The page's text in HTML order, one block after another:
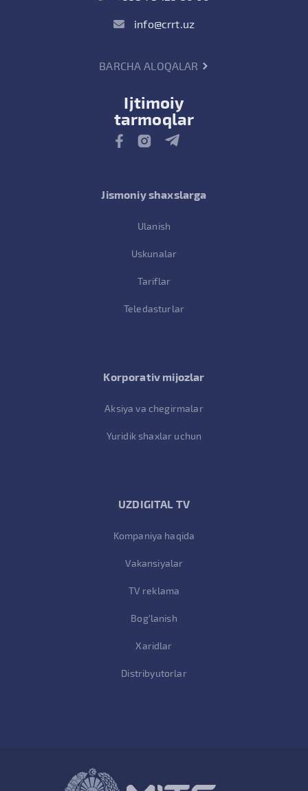
info@crrt.uz
BARCHA ALOQALAR
Ijtimoiy
tarmoqlar
Jismoniy shaxslarga
Ulanish
Uskunalar
Tariflar
Teledasturlar
Korporativ mijozlar
Aksiya va chegirmalar
Yuridik shaxlar uchun
UZDIGITAL TV
Kompaniya haqida
Vakansiyalar
TV reklama
Bog'lanish
Xaridlar
Distribyutorlar